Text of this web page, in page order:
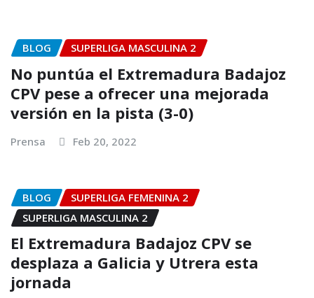
BLOG SUPERLIGA MASCULINA 2
No puntúa el Extremadura Badajoz
CPV pese a ofrecer una mejorada
versión en la pista (3-0)
Prensa Feb 20, 2022
BLOG
SUPERLIGA FEMENINA 2
SUPERLIGA MASCULINA 2
El Extremadura Badajoz CPV se
desplaza a Galicia y Utrera esta
jornada